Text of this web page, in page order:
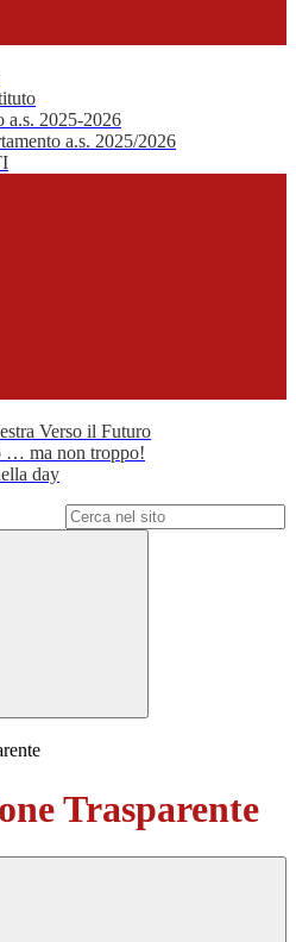
a.s. 2025-2026
a.s. 2025/2026
Verso il Futuro
… ma non troppo!
day
Trasparente